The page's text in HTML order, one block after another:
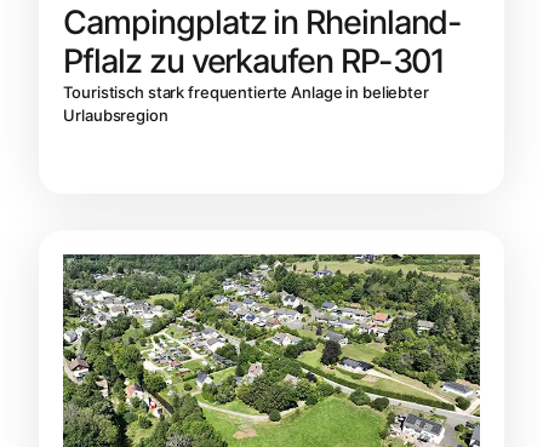
Campingplatz in Rheinland-
Pflalz zu verkaufen RP-301
Touristisch stark frequentierte Anlage in beliebter
Urlaubsregion